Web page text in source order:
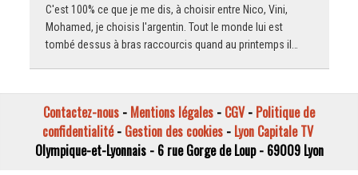
C'est 100% ce que je me dis, à choisir entre Nico, Vini,
Mohamed, je choisis l'argentin. Tout le monde lui est
tombé dessus à bras raccourcis quand au printemps il…
Contactez-nous - Mentions légales - CGV- Politique de
confidentialité- Gestion des cookies- Lyon Capitale TV
Olympique-et-Lyonnais - 6 rue Gorge de Loup - 69009 Lyon